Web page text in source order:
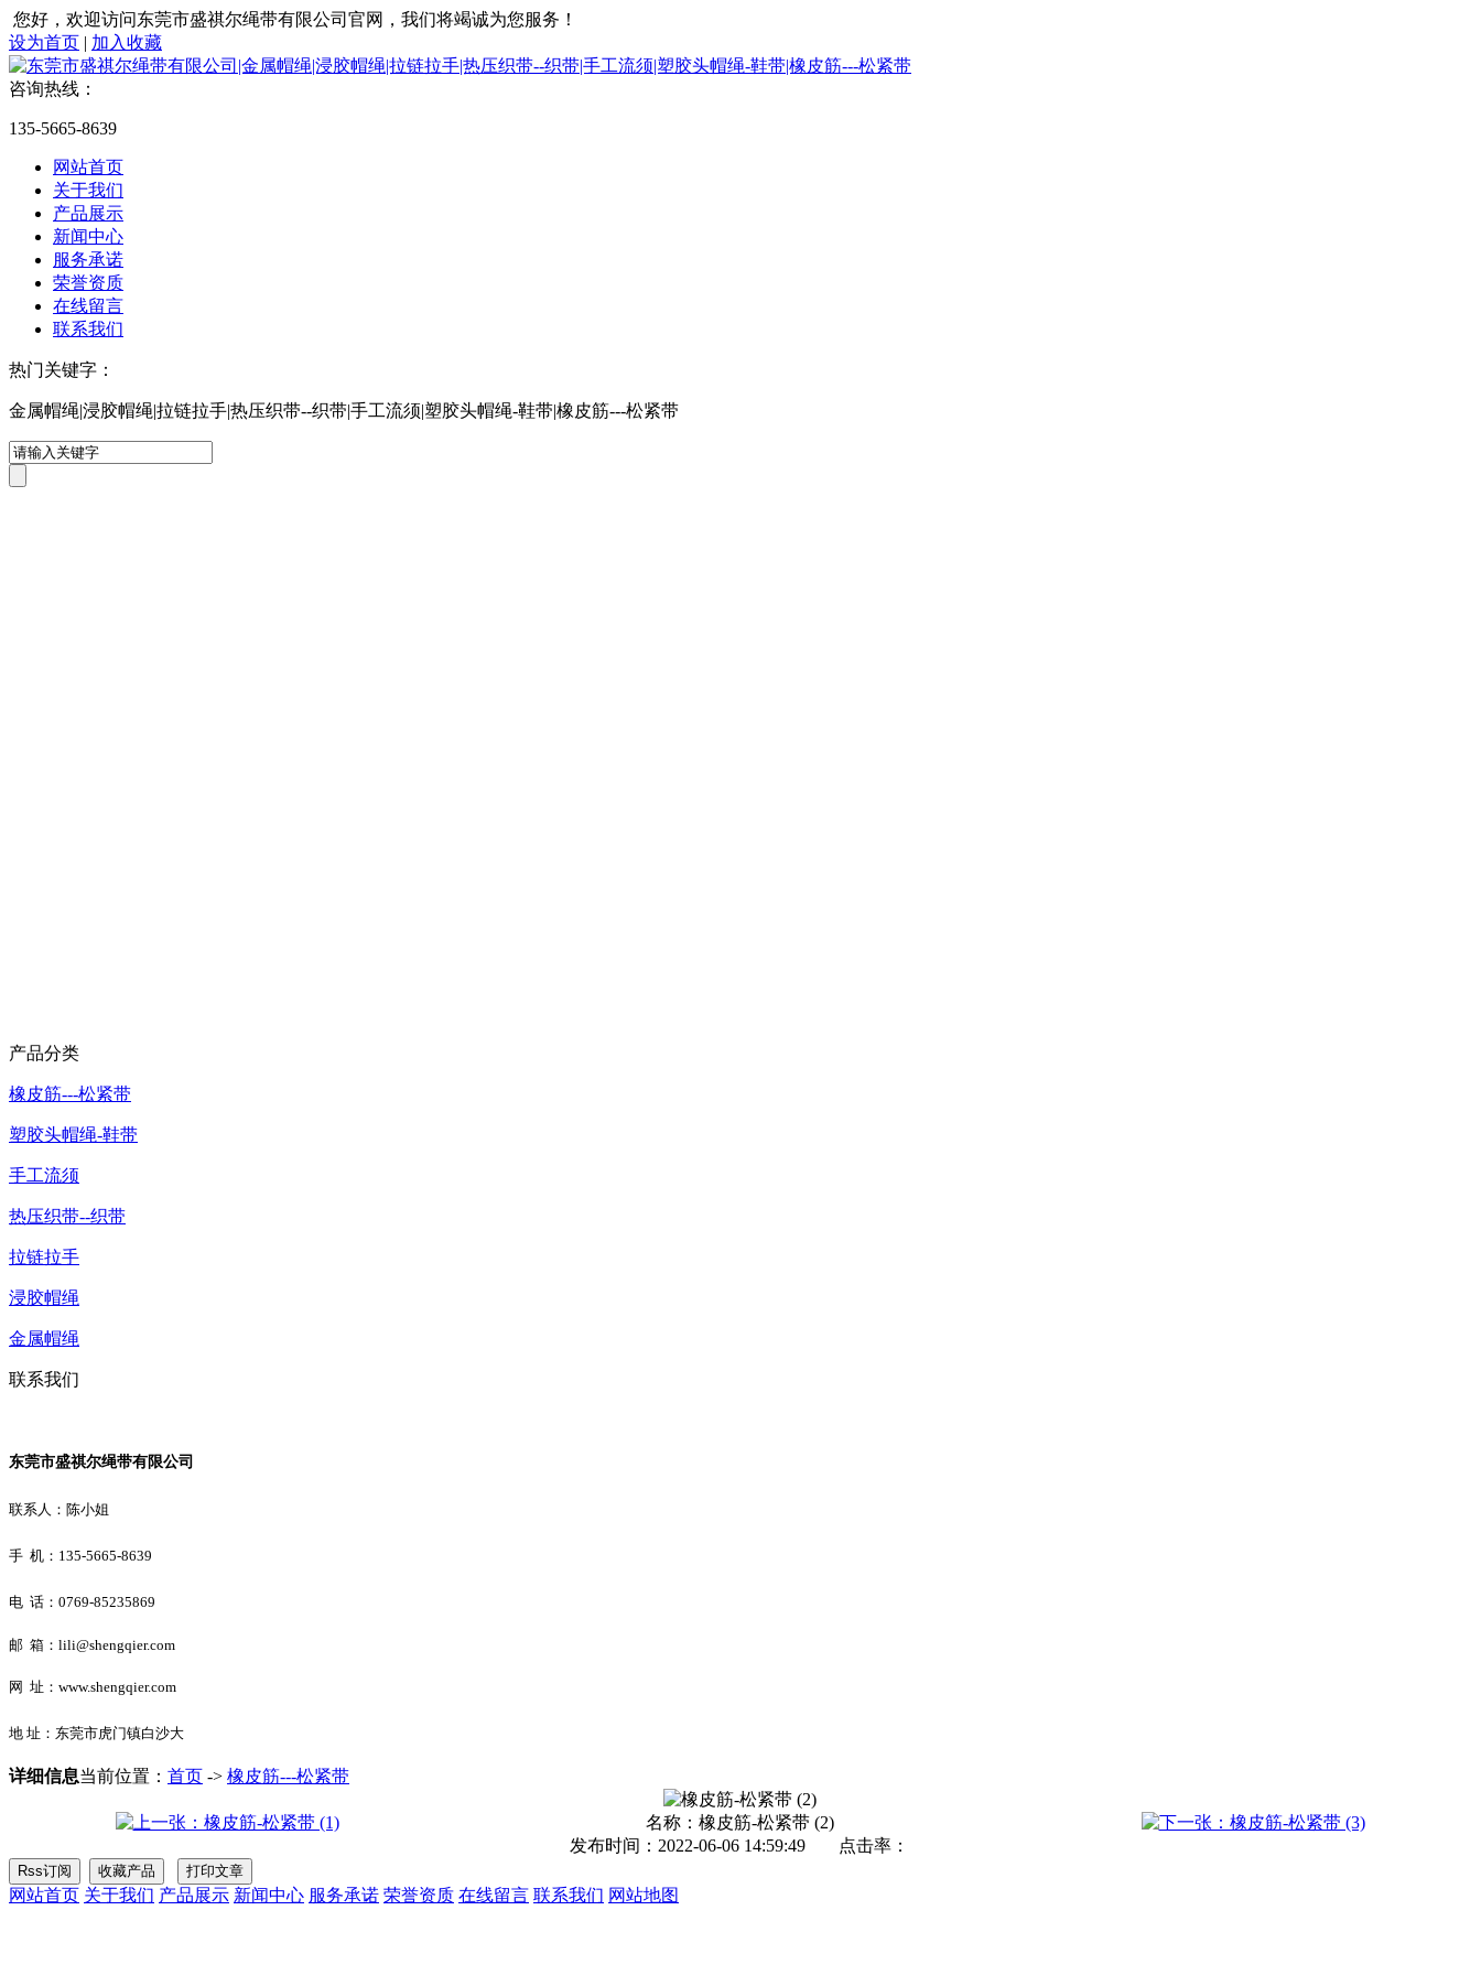
您好，欢迎访问东莞市盛祺尔绳带有限公司官网，我们将竭诚为您服务！
设为首页 | 加入收藏
咨询热线：
135-5665-8639
网站首页
关于我们
产品展示
新闻中心
服务承诺
荣誉资质
在线留言
联系我们
热门关键字：
金属帽绳|浸胶帽绳|拉链拉手|热压织带--织带|手工流须|塑胶头帽绳-鞋带|橡皮筋---松紧带
产品分类
橡皮筋---松紧带
塑胶头帽绳-鞋带
手工流须
热压织带--织带
拉链拉手
浸胶帽绳
金属帽绳
联系我们
东莞市盛祺尔绳带有限公司
联系人： 陈小姐
手 机：135-5665-8639
电 话：0769-85235869
邮 箱：lili@shengqier.com
网 址：www.shengqier.com
地 址：东莞市虎门镇白沙大
详细信息当前位置： 首页 -> 橡皮筋---松紧带
名称： 橡皮筋-松紧带 (2)
发布时间：2022-06-06 14:59:49
点击率：
网站首页 关于我们 产品展示 新闻中心 服务承诺 荣誉资质 在线留言 联系我们 网站地图